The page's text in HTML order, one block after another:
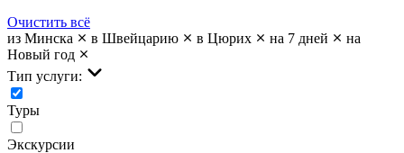
Очистить всё
из Минска
в Швейцарию в Цюрих на 7 дней
на
Новый год
Тип услуги:
Туры
Экскурсии